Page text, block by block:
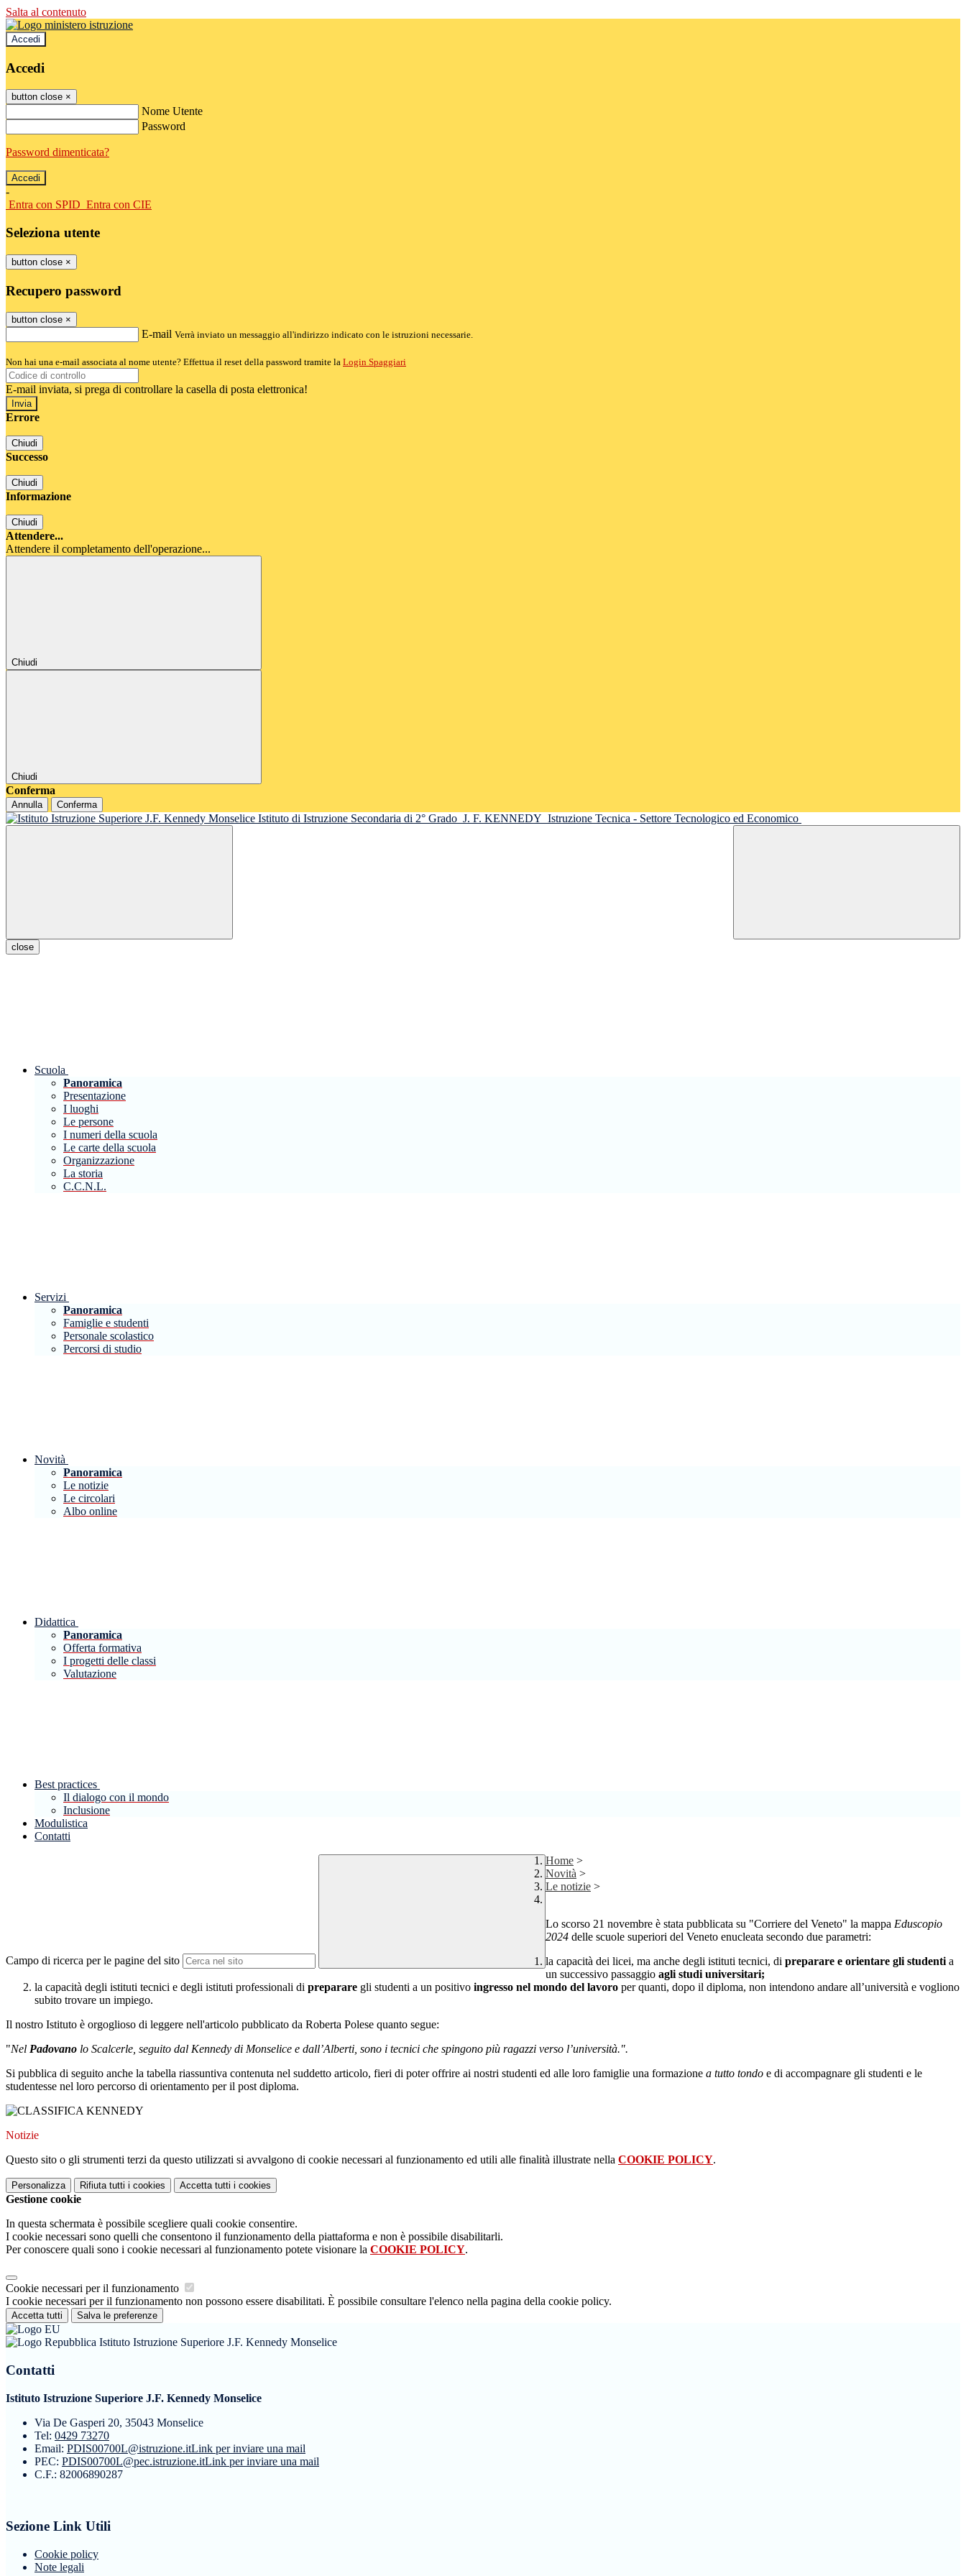
Salta al contenuto
Accedi
Accedi
button close ×
Nome Utente
Password
Password dimenticata?
-
Entra con SPID Entra con CIE
Seleziona utente
button close ×
Recupero password
button close ×
E-mail Verrà inviato un messaggio all'indirizzo indicato con le istruzioni necessarie.
Non hai una e-mail associata al nome utente? Effettua il reset della password tramite la Login Spaggiari
E-mail inviata, si prega di controllare la casella di posta elettronica!
Errore
Chiudi
Successo
Chiudi
Informazione
Chiudi
Attendere...
Attendere il completamento dell'operazione...
Chiudi
Chiudi
Conferma
Annulla Conferma
Istituto di Istruzione Secondaria di 2° Grado J. F. KENNEDY Istruzione Tecnica - Settore Tecnologico ed Economico
close
Scuola
Panoramica
Presentazione
I luoghi
Le persone
I numeri della scuola
Le carte della scuola
Organizzazione
La storia
C.C.N.L.
Servizi
Panoramica
Famiglie e studenti
Personale scolastico
Percorsi di studio
Novità
Panoramica
Le notizie
Le circolari
Albo online
Didattica
Panoramica
Offerta formativa
I progetti delle classi
Valutazione
Best practices
Il dialogo con il mondo
Inclusione
Modulistica
Contatti
Campo di ricerca per le pagine del sito
Home >
Novità >
Le notizie >
Lo scorso 21 novembre è stata pubblicata su "Corriere del Veneto" la mappa Eduscopio
2024 delle scuole superiori del Veneto enucleata secondo due parametri:
la capacità dei licei, ma anche degli istituti tecnici, di preparare e orientare gli studenti a
un successivo passaggio agli studi universitari;
la capacità degli istituti tecnici e degli istituti professionali di preparare gli studenti a un positivo ingresso nel mondo del lavoro per quanti, dopo il diploma, non intendono andare all’università e vogliono
subito trovare un impiego.
Il nostro Istituto è orgoglioso di leggere nell'articolo pubblicato da Roberta Polese quanto segue:
"Nel Padovano lo Scalcerle, seguito dal Kennedy di Monselice e dall’Alberti, sono i tecnici che spingono più ragazzi verso l’università.".
Si pubblica di seguito anche la tabella riassuntiva contenuta nel suddetto articolo, fieri di poter offrire ai nostri studenti ed alle loro famiglie una formazione a tutto tondo e di accompagnare gli studenti e le
studentesse nel loro percorso di orientamento per il post diploma.
Notizie
Questo sito o gli strumenti terzi da questo utilizzati si avvalgono di cookie necessari al funzionamento ed utili alle finalità illustrate nella COOKIE POLICY.
Personalizza Rifiuta tutti i cookies Accetta tutti i cookies
Gestione cookie
In questa schermata è possibile scegliere quali cookie consentire.
I cookie necessari sono quelli che consentono il funzionamento della piattaforma e non è possibile disabilitarli.
Per conoscere quali sono i cookie necessari al funzionamento potete visionare la COOKIE POLICY.
Cookie necessari per il funzionamento
I cookie necessari per il funzionamento non possono essere disabilitati. È possibile consultare l'elenco nella pagina della cookie policy.
Accetta tutti Salva le preferenze
Istituto Istruzione Superiore J.F. Kennedy Monselice
Contatti
Istituto Istruzione Superiore J.F. Kennedy Monselice
Via De Gasperi 20, 35043 Monselice
Tel: 0429 73270
Email: PDIS00700L@istruzione.itLink per inviare una mail
PEC: PDIS00700L@pec.istruzione.itLink per inviare una mail
C.F.: 82006890287
Sezione Link Utili
Cookie policy
Note legali